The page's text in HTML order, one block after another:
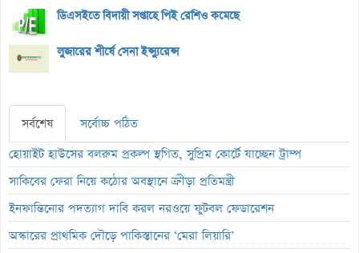
ডিএসইতে বিদায়ী সপ্তাহে পিই রেশিও কমেছে
লুজারের শীর্ষে সেনা ইন্স্যুরেন্স
সর্বশেষ
সর্বোচ্চ পঠিত
হোয়াইট হাউসের বলরুম প্রকল্প স্থগিত, সুপ্রিম কোর্টে যাচ্ছেন ট্রাম্প
সাকিবের ফেরা নিয়ে কঠোর অবস্থানে ক্রীড়া প্রতিমন্ত্রী
ইনফান্তিনোর পদত্যাগ দাবি করল নরওয়ে ফুটবল ফেডারেশন
অস্কারের প্রাথমিক দৌড়ে পাকিস্তানের ‘মেরা লিয়ারি’